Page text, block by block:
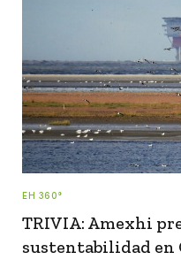
EH 360°
TRIVIA: Amexhi
sustentabilidad en